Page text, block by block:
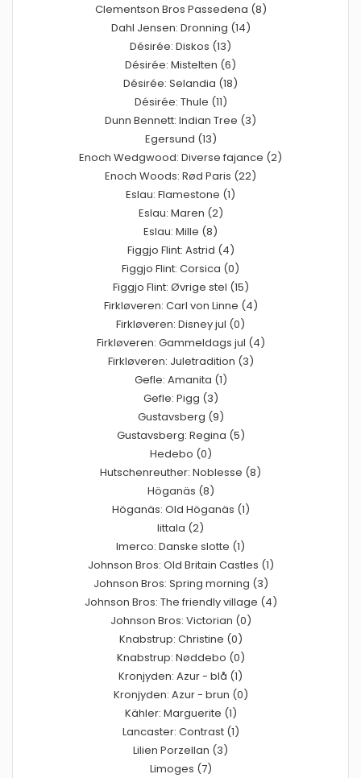
Clementson Bros Passedena (8)
Dahl Jensen: Dronning (14)
Désirée: Diskos (13)
Désirée: Mistelten (6)
Désirée: Selandia (18)
Désirée: Thule (11)
Dunn Bennett: Indian Tree (3)
Egersund (13)
Enoch Wedgwood: Diverse fajance (2)
Enoch Woods: Rød Paris (22)
Eslau: Flamestone (1)
Eslau: Maren (2)
Eslau: Mille (8)
Figgjo Flint: Astrid (4)
Figgjo Flint: Corsica (0)
Figgjo Flint: Øvrige stel (15)
Firkløveren: Carl von Linne (4)
Firkløveren: Disney jul (0)
Firkløveren: Gammeldags jul (4)
Firkløveren: Juletradition (3)
Gefle: Amanita (1)
Gefle: Pigg (3)
Gustavsberg (9)
Gustavsberg: Regina (5)
Hedebo (0)
Hutschenreuther: Noblesse (8)
Höganäs (8)
Höganäs: Old Höganäs (1)
Iittala (2)
Imerco: Danske slotte (1)
Johnson Bros: Old Britain Castles (1)
Johnson Bros: Spring morning (3)
Johnson Bros: The friendly village (4)
Johnson Bros: Victorian (0)
Knabstrup: Christine (0)
Knabstrup: Nøddebo (0)
Kronjyden: Azur - blå (1)
Kronjyden: Azur - brun (0)
Kähler: Marguerite (1)
Lancaster: Contrast (1)
Lilien Porzellan (3)
Limoges (7)